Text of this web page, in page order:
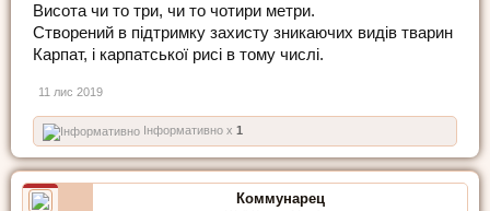
Висота чи то три, чи то чотири метри.
Створений в підтримку захисту зникаючих видів тварин
Карпат, і карпатської рисі в тому числі.
11 лис 2019
Інформативно x 1
Коммунарец